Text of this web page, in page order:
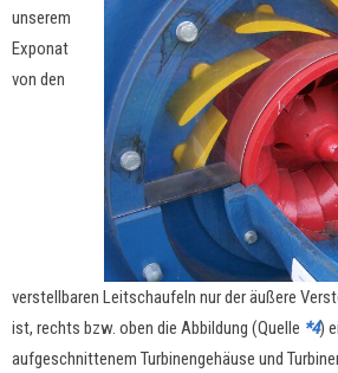
unserem
Exponat
von den
verstellbaren Leitschaufeln nur der äußere
ist, rechts bzw. oben die Abbildung (Quelle *4)
aufgeschnittenem Turbinengehäuse und